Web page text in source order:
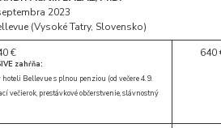
2023
(Vysoké Tatry, Slovensko)
€
zahŕňa:
Bellevue s plnou penziou (od večere 4. 9.
večierok, prestávkové občerstvenie, slávnostný
640